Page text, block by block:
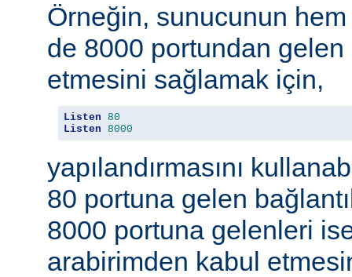
Örneğin, sunucunun
de 8000 portundan gelen
etmesini sağlamak için,
Listen 80
Listen 8000
yapılandırmasını
80 portuna gelen
8000 portuna gelenleri
arabirimden kabul